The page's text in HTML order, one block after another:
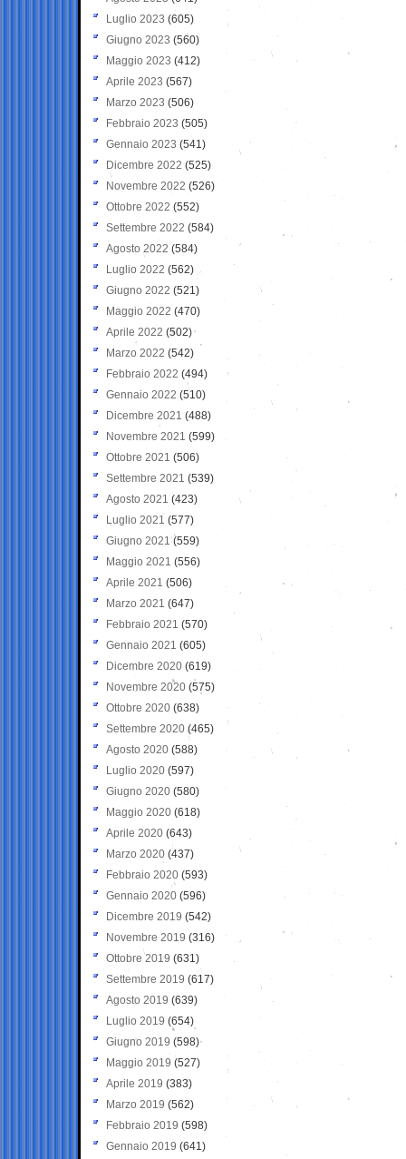
Luglio 2023 (605)
Giugno 2023 (560)
Maggio 2023 (412)
Aprile 2023 (567)
Marzo 2023 (506)
Febbraio 2023 (505)
Gennaio 2023 (541)
Dicembre 2022 (525)
Novembre 2022 (526)
Ottobre 2022 (552)
Settembre 2022 (584)
Agosto 2022 (584)
Luglio 2022 (562)
Giugno 2022 (521)
Maggio 2022 (470)
Aprile 2022 (502)
Marzo 2022 (542)
Febbraio 2022 (494)
Gennaio 2022 (510)
Dicembre 2021 (488)
Novembre 2021 (599)
Ottobre 2021 (506)
Settembre 2021 (539)
Agosto 2021 (423)
Luglio 2021 (577)
Giugno 2021(559)
Maggio 2021 (556)
Aprile 2021 (506)
Marzo 2021 (647)
Febbraio 2021 (570)
Gennaio 2021 (605)
Dicembre 2020 (619)
Novembre 2020 (575)
Ottobre 2020 (638)
Settembre 2020(465)
Agosto 2020 (588)
Luglio 2020 (597)
Giugno 2020 (580)
Maggio 2020 (618)
Aprile 2020 (643)
Marzo 2020 (437)
Febbraio 2020 (593)
Gennaio 2020 (596)
Dicembre 2019 (542)
Novembre 2019 (316)
Ottobre 2019 (631)
Settembre 2019 (617)
Agosto 2019 (639)
Luglio 2019 (654)
Giugno 2019 (598)
Maggio 2019 (527)
Aprile 2019 (383)
Marzo 2019 (562)
Febbraio 2019 (598)
Gennaio 2019 (641)